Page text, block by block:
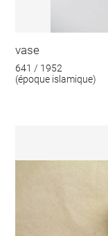
vase
641 / 1952
(époque islamique)